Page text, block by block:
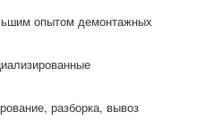
опытом демонтажных
разборка, вывоз